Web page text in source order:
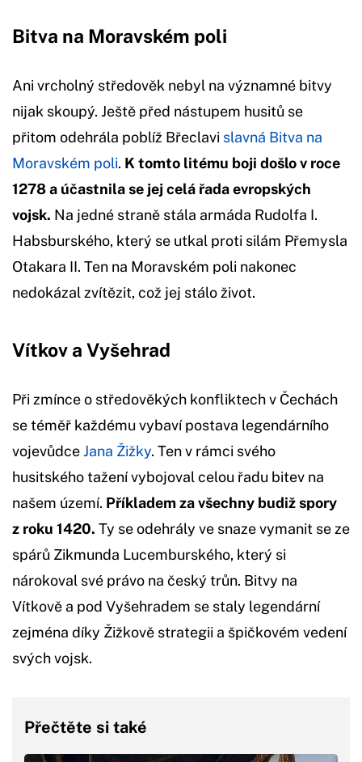
Bitva na Moravském poli
Ani vrcholný středověk nebyl na významné bitvy
nijak skoupý. Ještě před nástupem husitů se
přitom odehrála poblíž Břeclavi slavná Bitva na
Moravském poli. K tomto litému boji došlo v roce
1278 a účastnila se jej celá řada evropských
vojsk. Na jedné straně stála armáda Rudolfa I.
Habsburského, který se utkal proti silám Přemysla
Otakara II. Ten na Moravském poli nakonec
nedokázal zvítězit, což jej stálo život.
Vítkov a Vyšehrad
Při zmínce o středověkých konfliktech v Čechách
se téměř každému vybaví postava legendárního
vojevůdceJana Žižky. Ten v rámci svého
husitského tažení vybojoval celou řadu bitev na
našem území. Příkladem za všechny budiž spory
z roku 1420. Ty se odehrály ve snaze vymanit se ze
spárů Zikmunda Lucemburského, který si
nárokoval své právo na český trůn. Bitvy na
Vítkově a pod Vyšehradem se staly legendární
zejména díky Žižkově strategii a špičkovém vedení
svých vojsk.
Přečtěte si také